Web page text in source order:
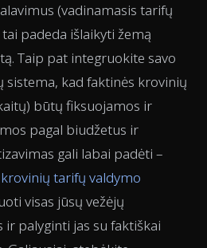
(vadinamasis tarifų
padeda išlaikyti žemą
Taip pat integruokite savo
sistema, kad faktinės krovinių
būtų fiksuojamos ir
pagal biudžetus ir
gali labai padėti –
krovinių tarifų valdymo
visas jūsų vežėjų
palyginti jas su faktiškai